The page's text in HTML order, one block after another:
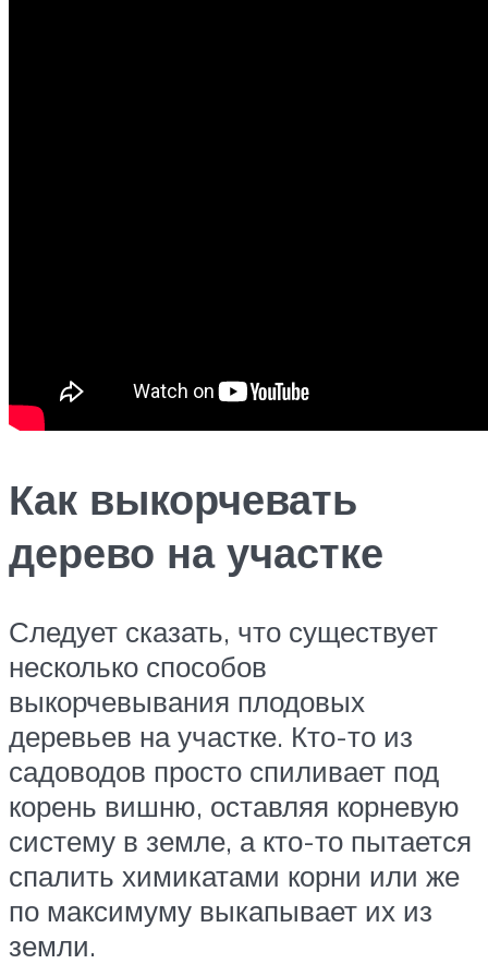
Как выкорчевать
дерево на участке
Следует сказать, что существует
несколько способов
выкорчевывания плодовых
деревьев на участке. Кто-то из
садоводов просто спиливает под
корень вишню, оставляя корневую
систему в земле, а кто-то пытается
спалить химикатами корни или же
по максимуму выкапывает их из
земли.